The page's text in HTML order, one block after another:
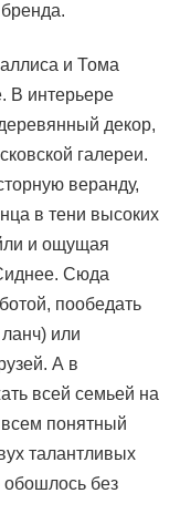
и Тома
В интерьере
декор,
галереи.
веранду,
в тени высоких
и ощущая
Сюда
пообедать
или
А в
всей семьей на
понятный
талантливых
обошлось без